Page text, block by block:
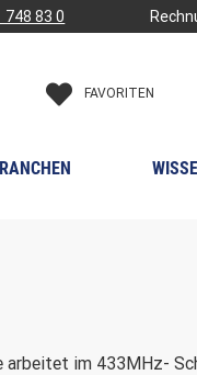
748 83 0
FAVORITEN
arbeitet im 433MHz-